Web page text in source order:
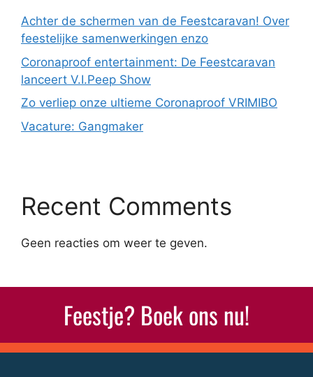
Achter de schermen van de Feestcaravan! Over
feestelijke samenwerkingen enzo
Coronaproof entertainment: De Feestcaravan
lanceert V.I.Peep Show
Zo verliep onze ultieme Coronaproof VRIMIBO
Vacature: Gangmaker
Recent Comments
Geen reacties om weer te geven.
Feestje? Boek ons nu!